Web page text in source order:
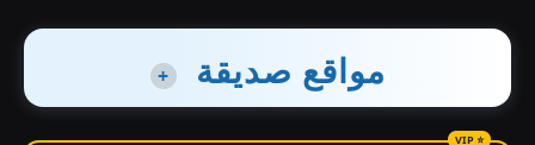
مواقع صديقة +